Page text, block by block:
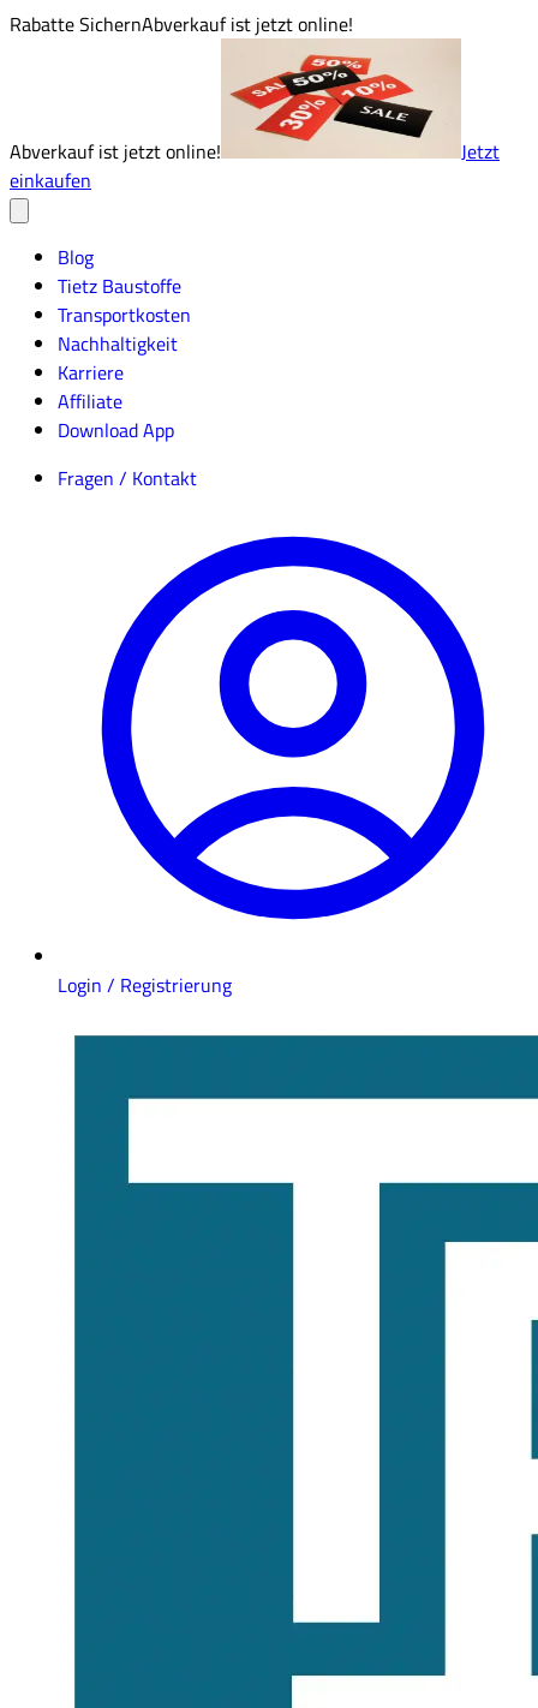
Rabatte SichernAbverkauf ist jetzt online!
Abverkauf ist jetzt online!
Jetzt
einkaufen
Blog
Tietz Baustoffe
Transportkosten
Nachhaltigkeit
Karriere
Affiliate
Download App
Fragen / Kontakt
Login / Registrierung